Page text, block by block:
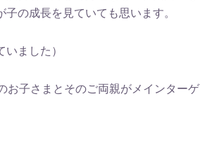
の成長を見ていても思います。
ました）
お子さまとそのご両親がメインターゲ